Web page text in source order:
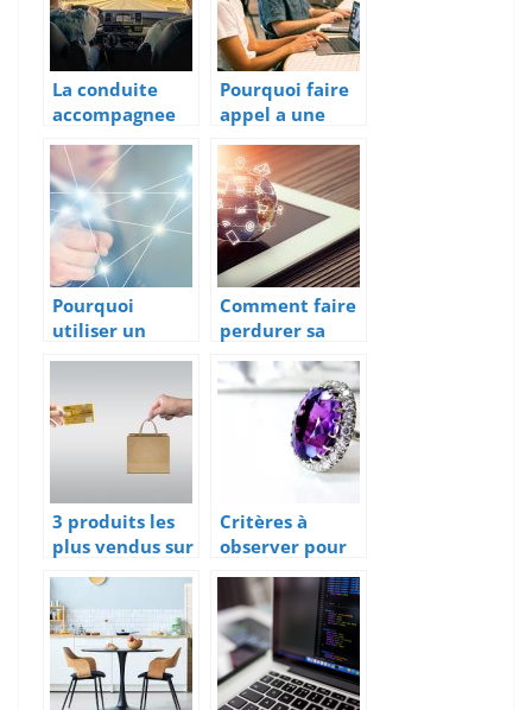
La conduite
accompagnee
et l’assurance
auto : Que faut-
il connaitre ?
Pourquoi faire
appel a une
agence
webmarketing
?
Pourquoi
utiliser un
logiciel Mautic
Comment faire
perdurer sa
plateforme ?
3 produits les
plus vendus sur
Internet
Critères à
observer pour
choisir un bijou
en diamant